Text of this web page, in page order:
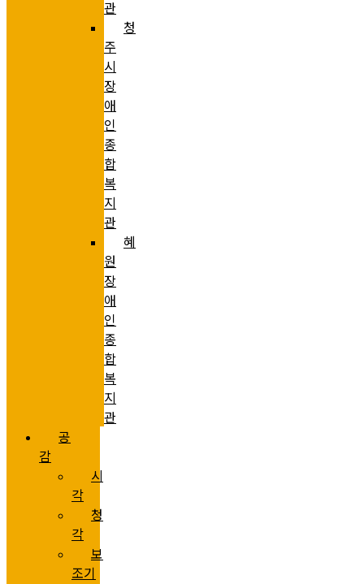
관
청
주
시
장
애
인
종
합
복
지
관
혜
원
장
애
인
종
합
복
지
관
공
감
시
각
청
각
보
조기